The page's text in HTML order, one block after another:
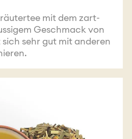
mit dem zart-
Geschmack von
sich sehr gut mit anderen